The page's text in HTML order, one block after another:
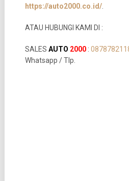
https://auto2000.co.id/.
ATAU HUBUNGI KAMI DI :
SALES AUTO 2000:
Whatsapp / Tlp.